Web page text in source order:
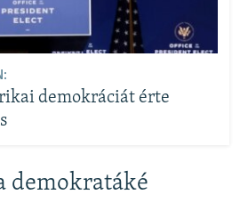
demokráciát érte
demokratáké